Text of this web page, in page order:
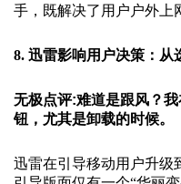
手，既解决了用户户外上
8. 迅雷影响用户决策：从
无极点评:难道是跟风？
钮，尤其是卸载的时候。
迅雷在引导移动用户升级